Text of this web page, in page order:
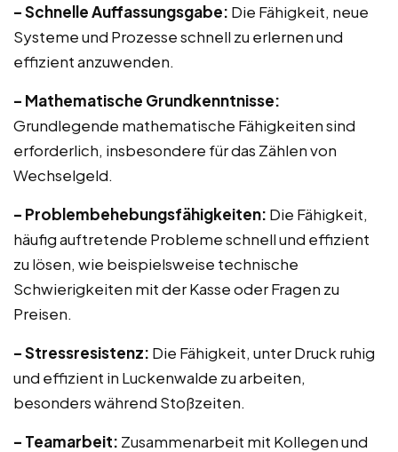
– Schnelle Auffassungsgabe: Die Fähigkeit, neue
Systeme und Prozesse schnell zu erlernen und
effizient anzuwenden.
– Mathematische Grundkenntnisse:
Grundlegende mathematische Fähigkeiten sind
erforderlich, insbesondere für das Zählen von
Wechselgeld.
– Problembehebungsfähigkeiten: Die Fähigkeit,
häufig auftretende Probleme schnell und effizient
zu lösen, wie beispielsweise technische
Schwierigkeiten mit der Kasse oder Fragen zu
Preisen.
– Stressresistenz: Die Fähigkeit, unter Druck ruhig
und effizient in Luckenwalde zu arbeiten,
besonders während Stoßzeiten.
– Teamarbeit: Zusammenarbeit mit Kollegen und